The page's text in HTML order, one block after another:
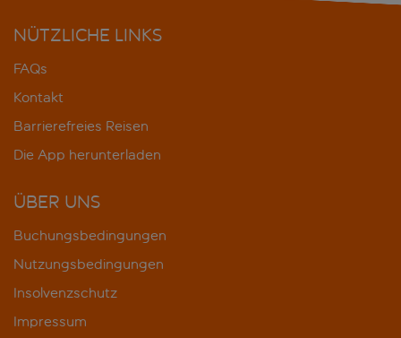
NÜTZLICHE LINKS
FAQs
Kontakt
Barrierefreies Reisen
Die App herunterladen
ÜBER UNS
Buchungsbedingungen
Nutzungsbedingungen
Insolvenzschutz
Impressum